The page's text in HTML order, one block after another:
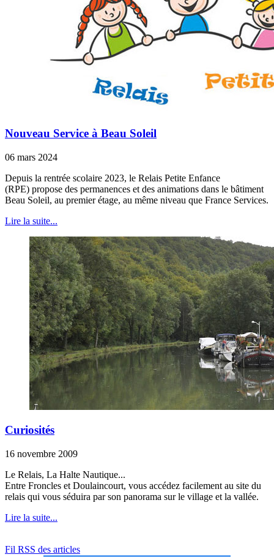
Nouveau Service à Beau Soleil
06 mars 2024
Depuis la rentrée scolaire 2023, le Relais Petite Enfance
(RPE) propose des permanences et des animations dans le bâtiment
Beau Soleil, au premier étage, au même niveau que France Services.
Lire la suite...
Curiosités
16 novembre 2009
Le Relais, La Halte Nautique...
Entre Froncles et Doulaincourt, vous accédez facilement au site du
relais qui vous séduira par son panorama sur le village et la vallée.
Lire la suite...
Fil RSS des articles